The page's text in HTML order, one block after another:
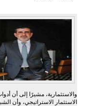
والاستثمارية، مشيرًا إلى أن
الاستثمار الاستراتيجي، وأن